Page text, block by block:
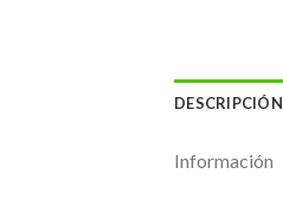
DESCRIPCIÓN
Información